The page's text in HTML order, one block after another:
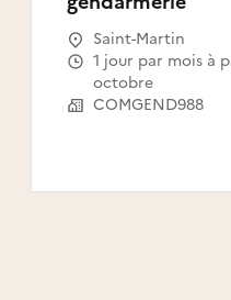
Saint-Martin
1 jour par mois à partir du 9
octobre
COMGEND988